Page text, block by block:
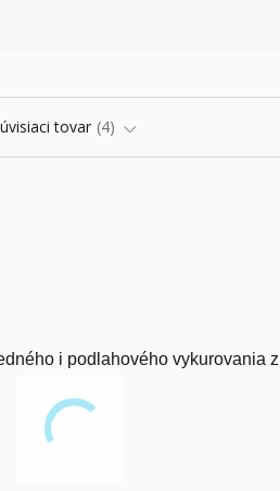
tovar 4
i podlahového vykurovania z